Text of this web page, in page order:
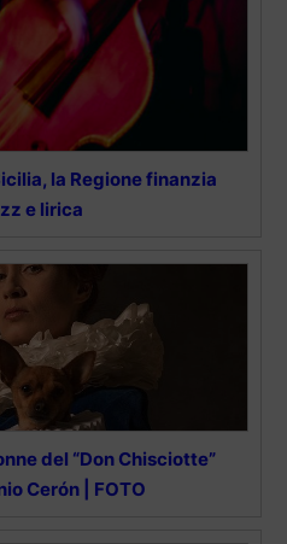
la Regione finanzia
e lirica
del “Don Chisciotte”
Cerón | FOTO